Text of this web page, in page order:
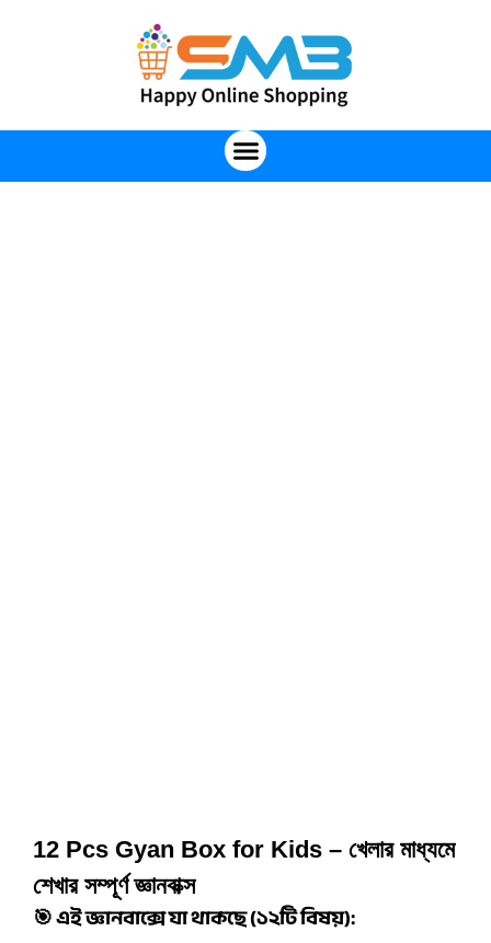
12 Pcs Gyan Box for Kids – খেলার মাধ্যমে
শেখার সম্পূর্ণ জ্ঞানবাক্স
🎯 এই জ্ঞানবাক্সে যা থাকছে (১২টি বিষয়):